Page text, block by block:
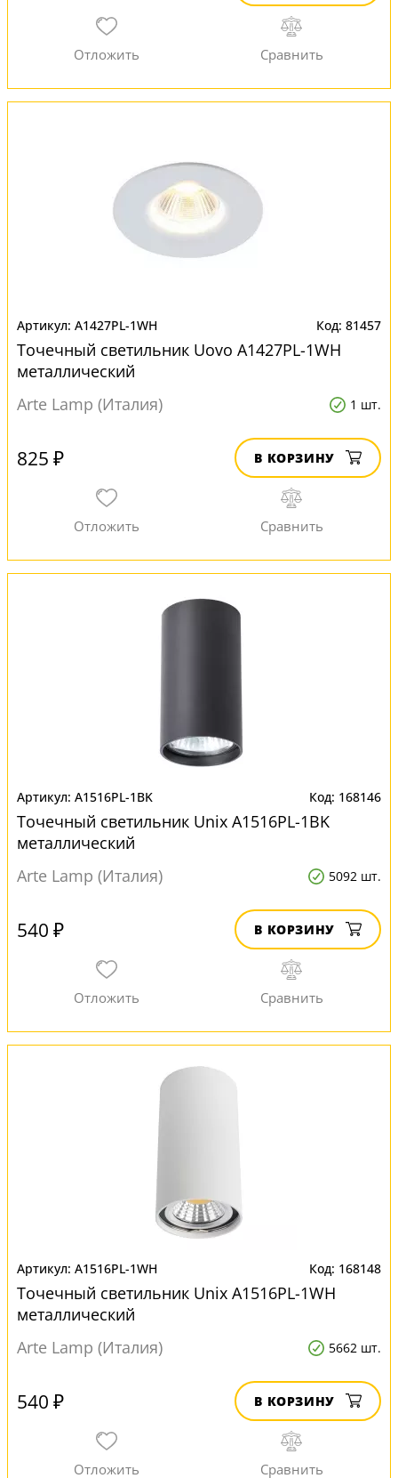
A1427PL-1WH 81457
Точечный светильник Uovo A1427PL-1WH
металлический
Arte Lamp (Италия)
1 шт.
825 ₽ В КОРЗИНУ
A1516PL-1BK 168146
Точечный светильник Unix A1516PL-1BK
металлический
Arte Lamp (Италия)
5092 шт.
540 ₽ В КОРЗИНУ
A1516PL-1WH 168148
Точечный светильник Unix A1516PL-1WH
металлический
Arte Lamp (Италия)
5662 шт.
540 ₽ В КОРЗИНУ